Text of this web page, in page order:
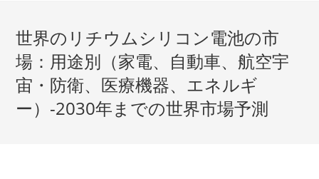
世界のリチウムシリコン電池の市
場：用途別（家電、自動車、航空宇
宙・防衛、医療機器、エネルギ
ー）-2030年までの世界市場予測